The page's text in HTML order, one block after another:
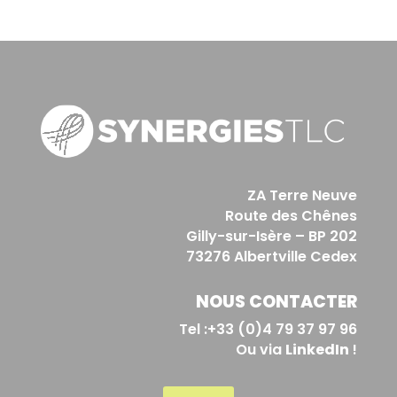
ZA Terre Neuve
Route des Chênes
Gilly-sur-Isère – BP 202
73276 Albertville Cedex
NOUS CONTACTER
Tel :+33 (0)4 79 37 97 96
Ou via LinkedIn !